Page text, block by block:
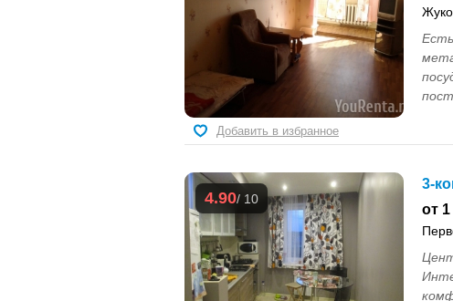
Добавить в избранное
4.90/ 10
3-
от